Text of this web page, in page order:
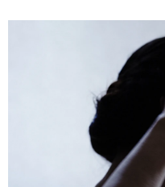
Service